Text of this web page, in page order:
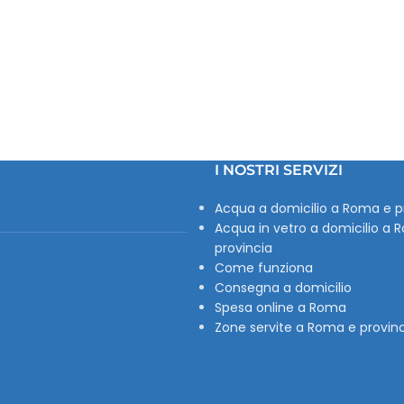
I NOSTRI SERVIZI
Acqua a domicilio a Roma e
Acqua in vetro a domicilio a
provincia
Come funziona
Consegna a domicilio
Spesa online a Roma
Zone servite a Roma e